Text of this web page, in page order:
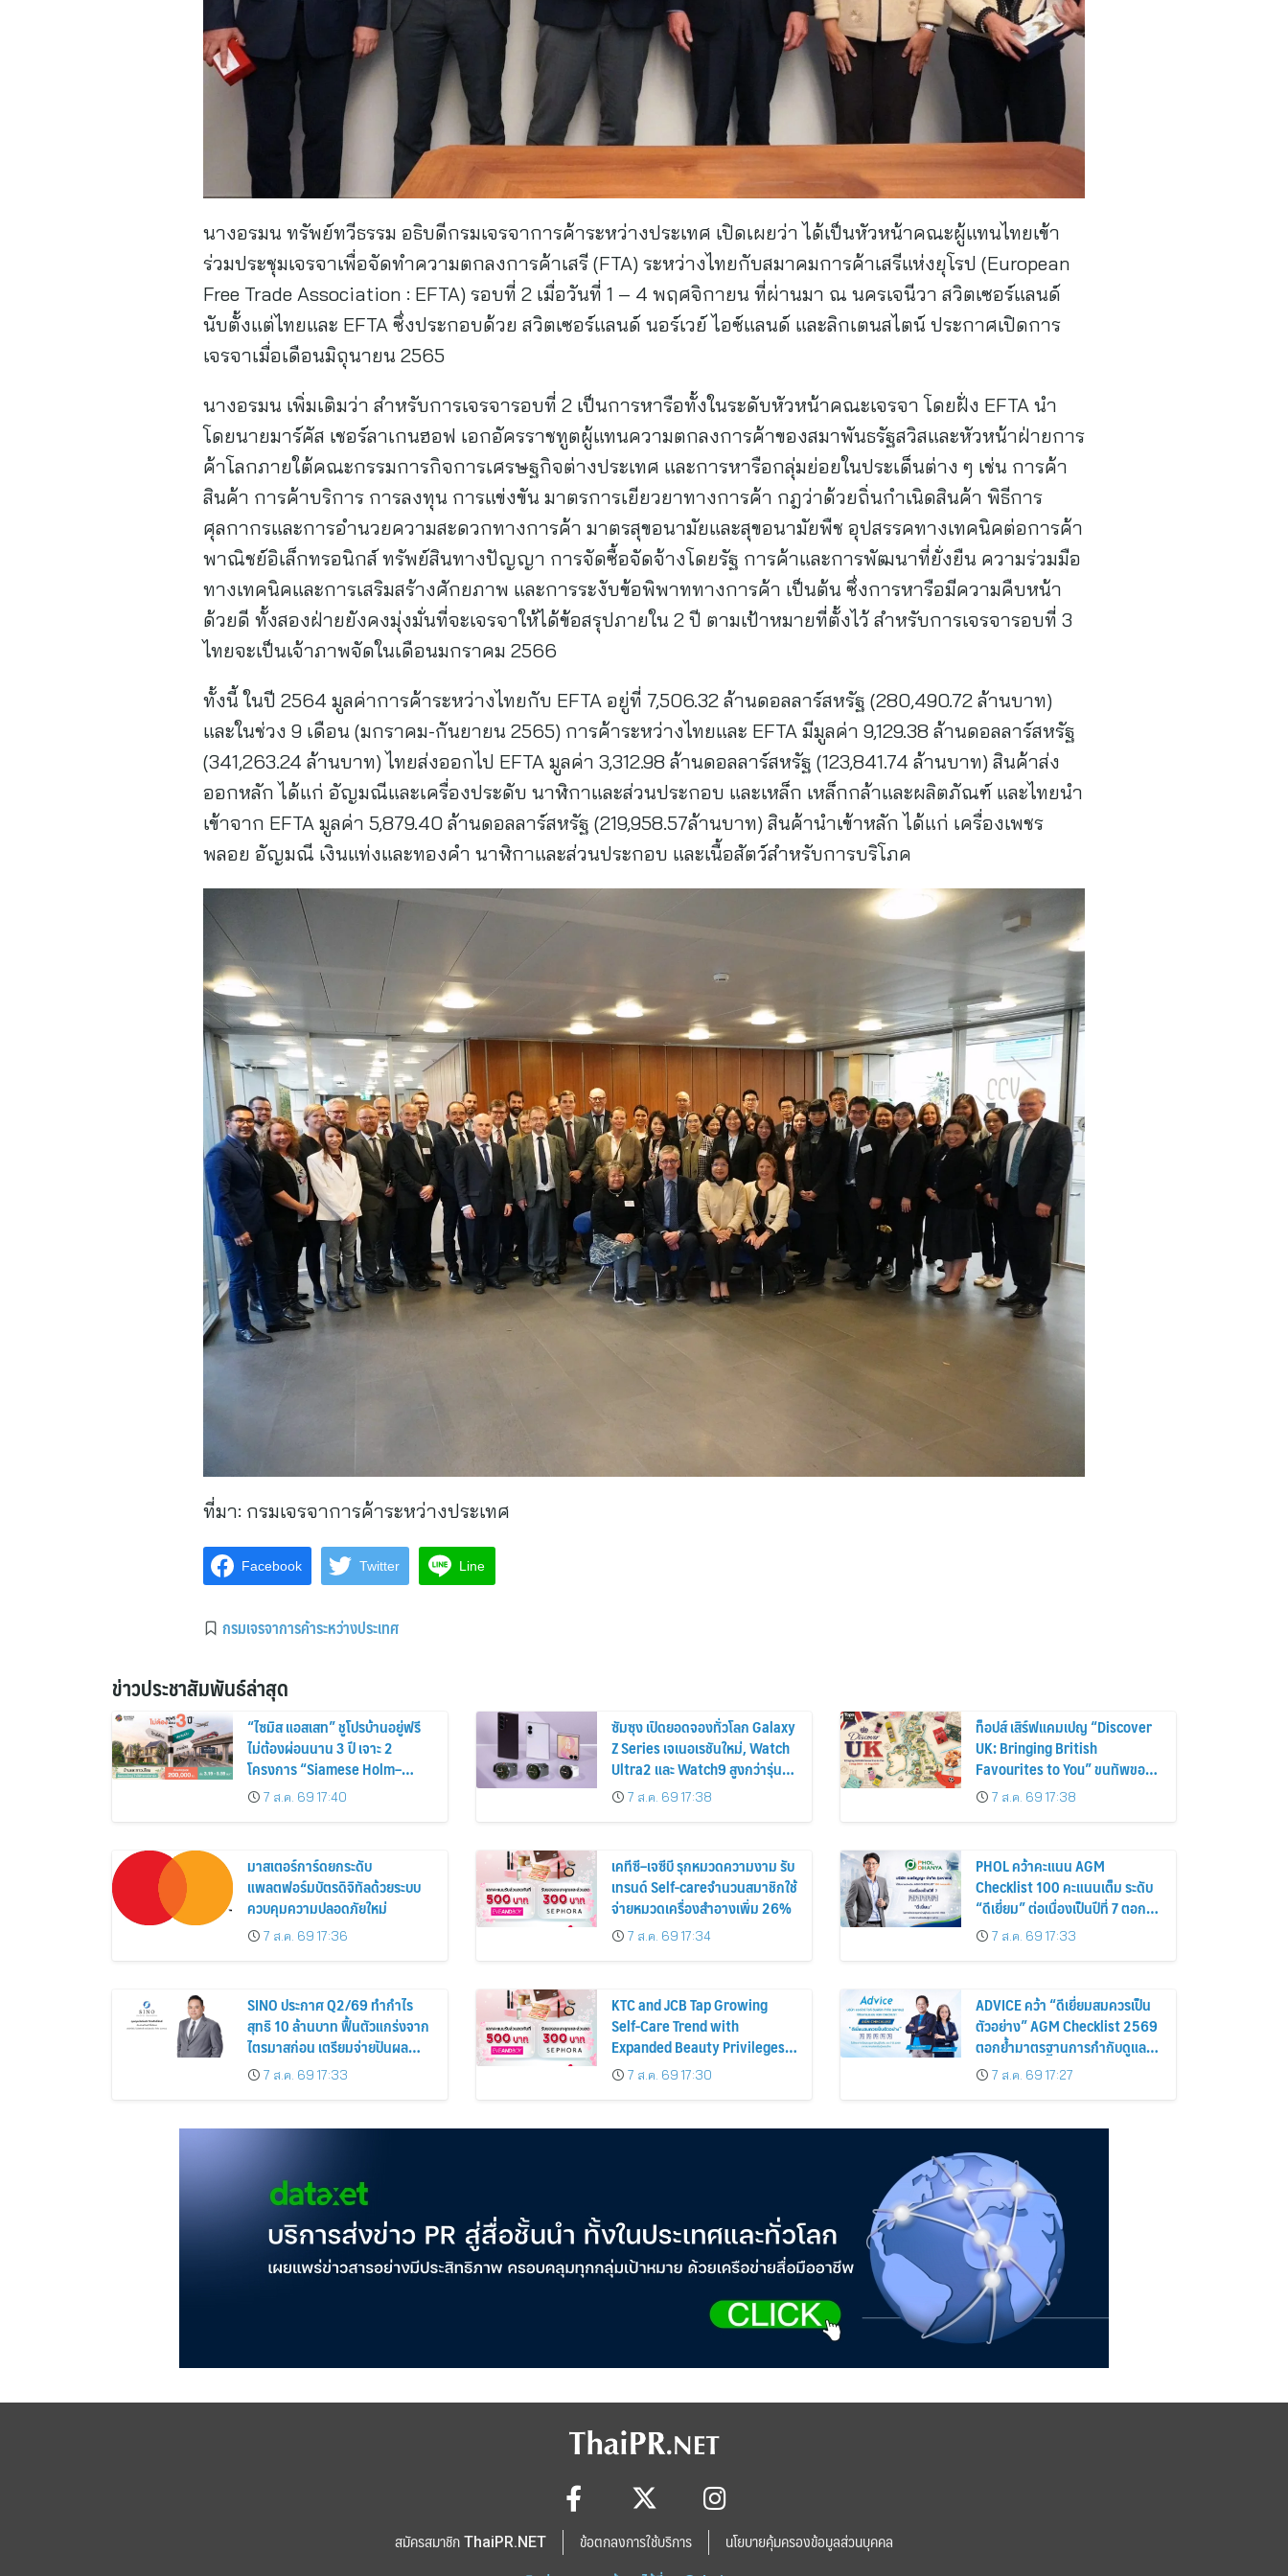
นางอรมน ทรัพย์ทวีธรรม อธิบดีกรมเจรจาการค้าระหว่างประเทศ เปิดเผยว่า ได้เป็นหัวหน้าคณะผู้แทนไทยเข้า
ร่วมประชุมเจรจาเพื่อจัดทำความตกลงการค้าเสรี (FTA) ระหว่างไทยกับสมาคมการค้าเสรีแห่งยุโรป (European
Free Trade Association : EFTA) รอบที่ 2 เมื่อวันที่ 1 – 4 พฤศจิกายน ที่ผ่านมา ณ นครเจนีวา สวิตเซอร์แลนด์
นับตั้งแต่ไทยและ EFTA ซึ่งประกอบด้วย สวิตเซอร์แลนด์ นอร์เวย์ ไอซ์แลนด์ และลิกเตนสไตน์ ประกาศเปิดการ
เจรจาเมื่อเดือนมิถุนายน 2565
นางอรมน เพิ่มเติมว่า สำหรับการเจรจารอบที่ 2 เป็นการหารือทั้งในระดับหัวหน้าคณะเจรจา โดยฝั่ง EFTA นำ
โดยนายมาร์คัส เชอร์ลาเกนฮอฟ เอกอัครราชทูตผู้แทนความตกลงการค้าของสมาพันธรัฐสวิสและหัวหน้าฝ่ายการ
ค้าโลกภายใต้คณะกรรมการกิจการเศรษฐกิจต่างประเทศ และการหารือกลุ่มย่อยในประเด็นต่าง ๆ เช่น การค้า
สินค้า การค้าบริการ การลงทุน การแข่งขัน มาตรการเยียวยาทางการค้า กฎว่าด้วยถิ่นกำเนิดสินค้า พิธีการ
ศุลกากรและการอำนวยความสะดวกทางการค้า มาตรสุขอนามัยและสุขอนามัยพืช อุปสรรคทางเทคนิคต่อการค้า
พาณิชย์อิเล็กทรอนิกส์ ทรัพย์สินทางปัญญา การจัดซื้อจัดจ้างโดยรัฐ การค้าและการพัฒนาที่ยั่งยืน ความร่วมมือ
ทางเทคนิคและการเสริมสร้างศักยภาพ และการระงับข้อพิพาททางการค้า เป็นต้น ซึ่งการหารือมีความคืบหน้า
ด้วยดี ทั้งสองฝ่ายยังคงมุ่งมั่นที่จะเจรจาให้ได้ข้อสรุปภายใน 2 ปี ตามเป้าหมายที่ตั้งไว้ สำหรับการเจรจารอบที่ 3
ไทยจะเป็นเจ้าภาพจัดในเดือนมกราคม 2566
ทั้งนี้ ในปี 2564 มูลค่าการค้าระหว่างไทยกับ EFTA อยู่ที่ 7,506.32 ล้านดอลลาร์สหรัฐ (280,490.72 ล้านบาท)
และในช่วง 9 เดือน (มกราคม-กันยายน 2565) การค้าระหว่างไทยและ EFTA มีมูลค่า 9,129.38 ล้านดอลลาร์สหรัฐ
(341,263.24 ล้านบาท) ไทยส่งออกไป EFTA มูลค่า 3,312.98 ล้านดอลลาร์สหรัฐ (123,841.74 ล้านบาท) สินค้าส่ง
ออกหลัก ได้แก่ อัญมณีและเครื่องประดับ นาฬิกาและส่วนประกอบ และเหล็ก เหล็กกล้าและผลิตภัณฑ์ และไทยนำ
เข้าจาก EFTA มูลค่า 5,879.40 ล้านดอลลาร์สหรัฐ (219,958.57ล้านบาท) สินค้านำเข้าหลัก ได้แก่ เครื่องเพชร
พลอย อัญมณี เงินแท่งและทองคำ นาฬิกาและส่วนประกอบ และเนื้อสัตว์สำหรับการบริโภค
ที่มา: กรมเจรจาการค้าระหว่างประเทศ
Facebook Twitter Line
กรมเจรจาการค้าระหว่างประเทศ
ข่าวประชาสัมพันธ์ล่าสุด
“ไซมิส แอสเสท” ชูโปรบ้านอยู่ฟรี
ไม่ต้องผ่อนนาน 3 ปี เจาะ 2
โครงการ “Siamese Holm–
Siamese Blossom” พร้อม
ส่วนลดและสิทธิพิเศษถึง 31
7 ส.ค. 69 17:40
ซัมซุง เปิดยอดจองทั่วโลก Galaxy
Z Series เจเนอเรชันใหม่, Watch
Ultra2 และ Watch9 สูงกว่ารุ่น
ก่อนหน้ากว่า 30%
7 ส.ค. 69 17:38
ท็อปส์ เสิร์ฟแคมเปญ “Discover
UK: Bringing British
Favourites to You” ขนทัพของ
อร่อยและไอเท็มฮิตจากสหราช
อาณาจักร ส่งตรงถึงมือตั้งแต่วัน
7 ส.ค. 69 17:38
มาสเตอร์การ์ดยกระดับ
แพลตฟอร์มบัตรดิจิทัลด้วยระบบ
ควบคุมความปลอดภัยใหม่
7 ส.ค. 69 17:36
เคทีซี–เจซีบี รุกหมวดความงาม รับ
เทรนด์ Self-careจำนวนสมาชิกใช้
จ่ายหมวดเครื่องสำอางเพิ่ม 26%
7 ส.ค. 69 17:34
PHOL คว้าคะแนน AGM
Checklist 100 คะแนนเต็ม ระดับ
“ดีเยี่ยม” ต่อเนื่องเป็นปีที่ 7 ตอกย้ำ
การดำเนินธุรกิจตามหลักธรรมาภิ
บาล โปร่งใส สร้างความเชื่อมั่นผู้
7 ส.ค. 69 17:33
SINO ประกาศ Q2/69 ทำกำไร
สุทธิ 10 ล้านบาท ฟื้นตัวแกร่งจาก
ไตรมาสก่อน เตรียมจ่ายปันผล
ระหว่างกาล 0.014423 บาทต่อหุ้น
ครึ่งปีหลังมุ่งเติบโตต่อเนื่อง
7 ส.ค. 69 17:33
KTC and JCB Tap Growing
Self-Care Trend with
Expanded Beauty Privileges
Number of KTC JCB
Cardmembers Spending on
7 ส.ค. 69 17:30
ADVICE คว้า “ดีเยี่ยมสมควรเป็น
ตัวอย่าง” AGM Checklist 2569
ตอกย้ำมาตรฐานการกำกับดูแล
กิจการที่ดี
7 ส.ค. 69 17:27
สมัครสมาชิก ThaiPR.NET ข้อตกลงการใช้บริการ นโยบายคุ้มครองข้อมูลส่วนบุคคล